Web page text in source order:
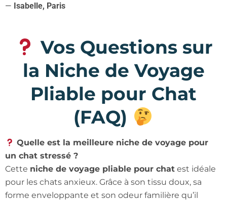
— Isabelle, Paris
Vos Questions sur
la Niche de Voyage
Pliable pour Chat
(FAQ)
Quelle est la meilleure niche de voyage pour
un chat stressé ?
Cette niche de voyage pliable pour chat est idéale
pour les chats anxieux. Grâce à son tissu doux, sa
forme enveloppante et son odeur familière qu’il